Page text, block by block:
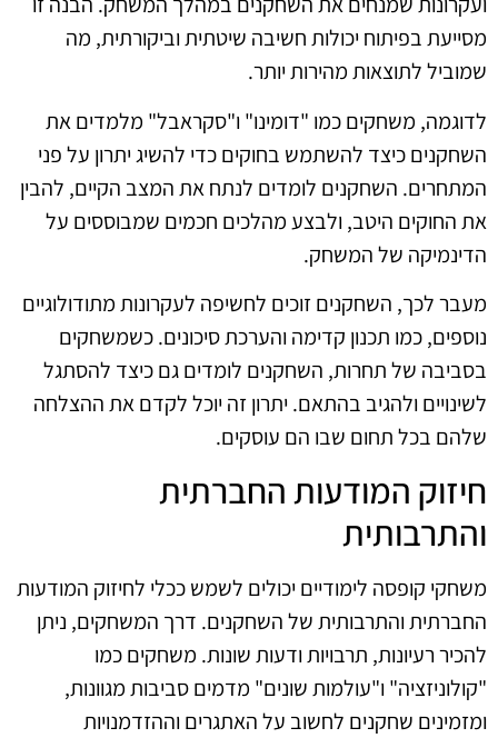
מסייעת בפיתוח יכולות חשיבה שיטתית וביקורתית, מה
שמוביל לתוצאות מהירות יותר.
לדוגמה, משחקים כמו "דומינו" ו"סקראבל" מלמדים את
השחקנים כיצד להשתמש בחוקים כדי להשיג יתרון על פני
המתחרים. השחקנים לומדים לנתח את המצב הקיים, להבין
את החוקים היטב, ולבצע מהלכים חכמים שמבוססים על
הדינמיקה של המשחק.
מעבר לכך, השחקנים זוכים לחשיפה לעקרונות מתודולוגיים
נוספים, כמו תכנון קדימה והערכת סיכונים. כשמשחקים
בסביבה של תחרות, השחקנים לומדים גם כיצד להסתגל
לשינויים ולהגיב בהתאם. יתרון זה יוכל לקדם את ההצלחה
שלהם בכל תחום שבו הם עוסקים.
חיזוק המודעות החברתית
והתרבותית
משחקי קופסה לימודיים יכולים לשמש ככלי לחיזוק המודעות
החברתית והתרבותית של השחקנים. דרך המשחקים, ניתן
להכיר רעיונות, תרבויות ודעות שונות. משחקים כמו
"קולוניזציה" ו"עולמות שונים" מדמים סביבות מגוונות,
ומזמינים שחקנים לחשוב על האתגרים וההזדמנויות